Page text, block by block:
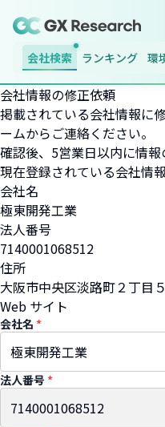
会社検索 ランキング 環
会社情報の修正依頼
掲載されている会社情報に
ームからご連絡ください。
確認後、5営業日以内に情報
現在登録されている会社情報
会社名
極東開発工業
法人番号
7140001068512
住所
大阪市中央区淡路町２丁目
Web サイト
会社名 *
法人番号 *